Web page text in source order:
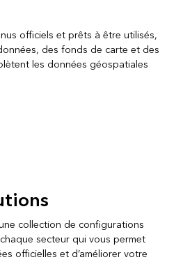
officiels et prêts à être utilisés,
des fonds de carte et des
les données géospatiales
collection de configurations
secteur qui vous permet
officielles et d’améliorer votre